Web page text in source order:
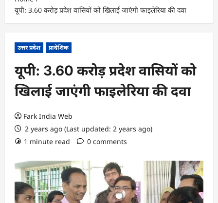
यूपी: 3.60 करोड़ प्रदेश वासियों को खिलाई जाएंगी फाइलेरिया की दवा
उत्तर प्रदेश प्रादेशिक
यूपी: 3.60 करोड़ प्रदेश वासियों को
खिलाई जाएंगी फाइलेरिया की दवा
Fark India Web
2 years ago (Last updated: 2 years ago)
1 minute read
0 comments